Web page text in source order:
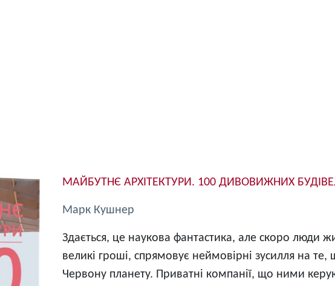
МАЙБУТНЄ АРХІТЕКТУРИ. 100 ДИВОВИЖНИХ
Марк Кушнер
Здається, це наукова фантастика, але скоро люди
великі гроші, спрямовує неймовірні зусилля на
Червону планету. Приватні компанії, що ними